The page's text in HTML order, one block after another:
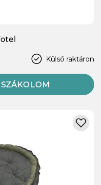
Külső raktáron
SZÁKOLOM